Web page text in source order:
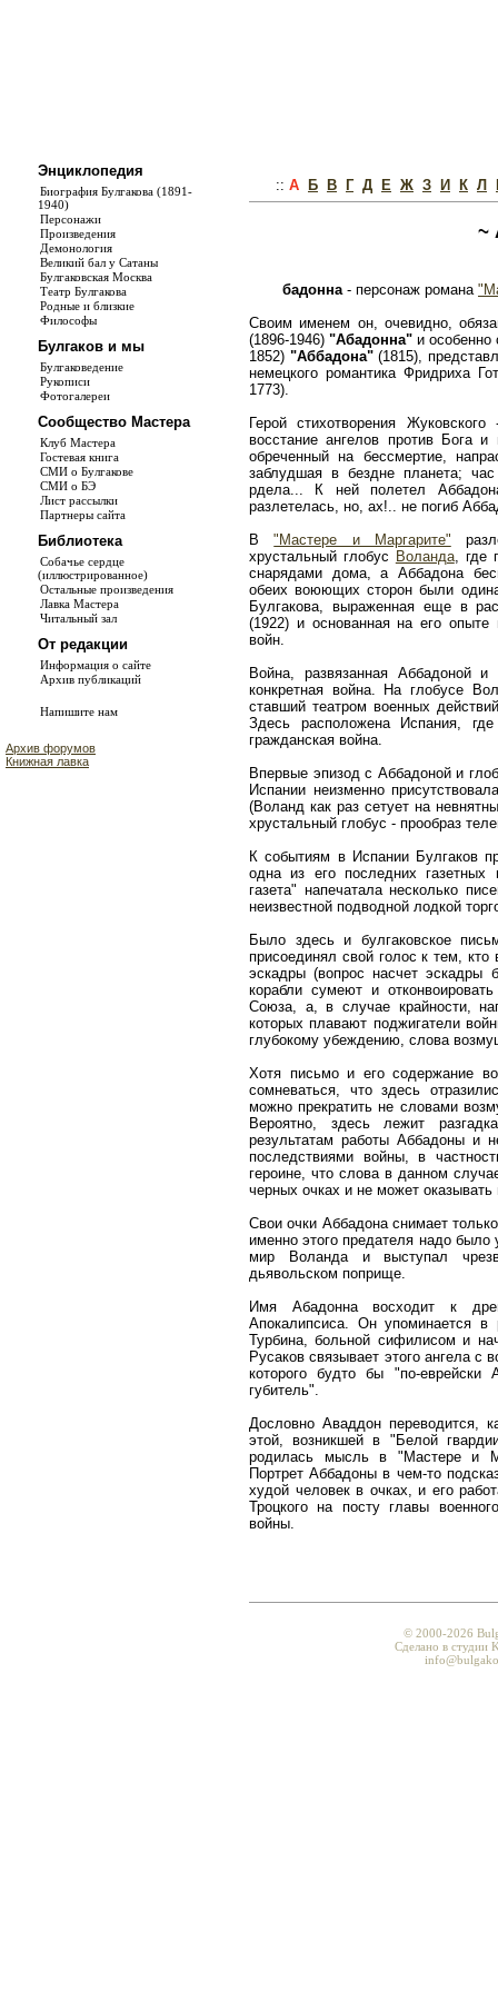
Энциклопедия
Биография Булгакова (1891-
1940)
Персонажи
Произведения
Демонология
Великий бал у Сатаны
Булгаковская Москва
Театр Булгакова
Родные и близкие
Философы
Булгаков и мы
Булгаковедение
Рукописи
Фотогалереи
Сообщество Мастера
Клуб Мастера
Гостевая книга
СМИ о Булгакове
СМИ о БЭ
Лист рассылки
Партнеры сайта
Библиотека
Собачье сердце
(иллюстрированное)
Остальные произведения
Лавка Мастера
Читальный зал
От редакции
Информация о сайте
Архив публикаций
Напишите нам
Архив форумов
Книжная лавка
:: А Б В Г Д Е Ж З И К Л
~
бадонна- персонаж романа
Своим именем он, очевидно,
(1896-1946) "Абадонна" и особенно
1852) "Аббадона"(1815),
немецкого романтика Фридриха
1773).
Герой стихотворения
восстание ангелов против Бога
обреченный на бессмертие,
заблудшая в бездне планета;
рдела... К ней полетел
разлетелась, но, ах!.. не погиб
В"Мастере и Маргарите"
хрустальный глобус Воланда, где
снарядами дома, а Аббадона
обеих воюющих сторон были
Булгакова, выраженная еще в
(1922) и основанная на его опыте
войн.
Война, развязанная Аббадоной
конкретная война. На глобусе
ставший театром военных
Здесь расположена Испания,
гражданская война.
Впервые эпизод с Аббадоной и
Испании неизменно
(Воланд как раз сетует на
хрустальный глобус - прообраз
К событиям в Испании Булгаков
одна из его последних газетных
газета" напечатала несколько
неизвестной подводной лодкой
Было здесь и булгаковское
присоединял свой голос к тем,
эскадры (вопрос насчет эскадры
корабли сумеют и
Союза, а, в случае крайности,
которых плавают поджигатели
глубокому убеждению, слова
Хотя письмо и его содержание
сомневаться, что здесь
можно прекратить не словами
Вероятно, здесь лежит
результатам работы Аббадоны и
последствиями войны, в
героине, что слова в данном
черных очках и не может
Свои очки Аббадона снимает
именно этого предателя надо было
мир Воланда и выступал
дьявольском поприще.
Имя Абадонна восходит к
Апокалипсиса. Он упоминается
Турбина, больной сифилисом и
Русаков связывает этого ангела
которого будто бы "по-еврейски
губитель".
Дословно Аваддон переводится,
этой, возникшей в "Белой
родилась мысль в "Мастере и
Портрет Аббадоны в чем-то
худой человек в очках, и его
Троцкого на посту главы
войны.
© 2000-2026
Сделано в студии